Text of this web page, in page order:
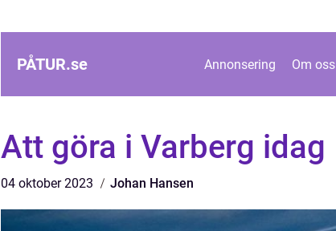
PÅTUR.se Annonsering Om oss
Att göra i Varberg idag
04 oktober 2023 Johan Hansen